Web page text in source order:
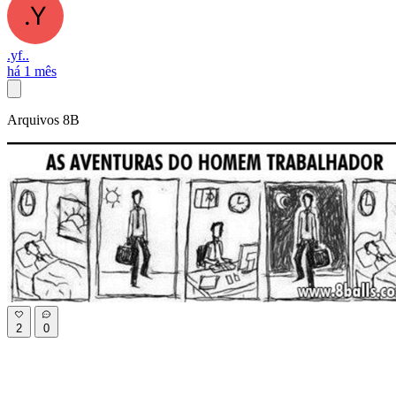
.yf..
há 1 mês
Arquivos 8B
2 0